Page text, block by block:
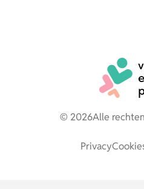
© 2026Alle
Privacy